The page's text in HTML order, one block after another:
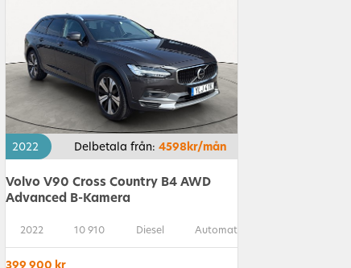
2022 Delbetala från: 4598kr/mån
Volvo V90 Cross Country B4 AWD
Advanced B-Kamera
2022 10 910 Diesel Automat
399 900 kr